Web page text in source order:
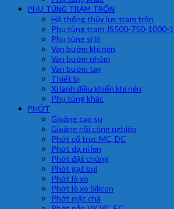
PHỤ TÙNG TRẠM TRÔN
Hệ thống thủy lực trạm trộn
Phụ tùng trạm JS500-750-1000-
Phụ tùng si lô
Van bướm khí nén
Van bướm nhôm
Van bướm tay
Thiết bị
Xi lanh điều khiển khí nén
Phụ tùng khác
PHỚT
Gioăng cao su
Gioăng nồi công nghiệp
Phớt cổ trục MC, DC
Phớt dạ nỉ len
Phớt đặt chủng
Phớt gạt bụi
Phớt lò xo
Phớt lò xo Silicon
Phớt mặt chà